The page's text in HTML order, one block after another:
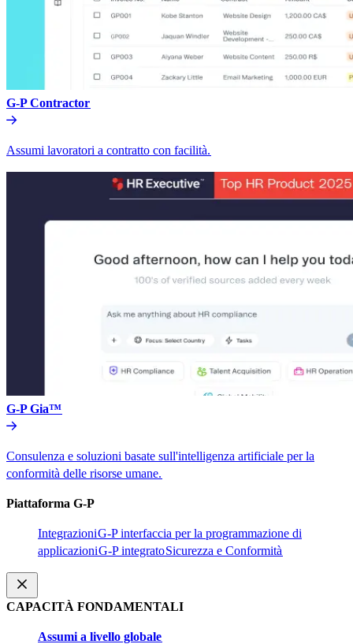
G-P Contractor​​
Assumi lavoratori a contratto con facilità.​​
G-P Gia™​​
Consulenza e soluzioni basate sull'intelligenza artificiale per la
conformità delle risorse umane.​​
Piattaforma G-P​​
Integrazioni​​G-P interfaccia per la programmazione di
applicazioni​​G-P integrato​​Sicurezza e Conformità​​
CAPACITÀ FONDAMENTALI​​
Assumi a livello globale​​